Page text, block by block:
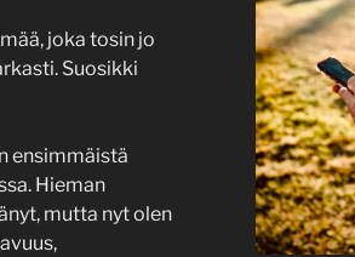
joka tosin jo
Suosikki
ensimmäistä
Hieman
mutta nyt olen